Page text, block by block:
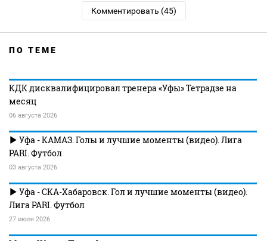
Комментировать (45)
ПО ТЕМЕ
КДК дисквалифицировал тренера «Уфы» Тетрадзе на
месяц
06 августа 2026
Уфа - КАМАЗ. Голы и лучшие моменты (видео). Лига
PARI. Футбол
03 августа 2026
Уфа - СКА-Хабаровск. Гол и лучшие моменты (видео).
Лига PARI. Футбол
27 июля 2026